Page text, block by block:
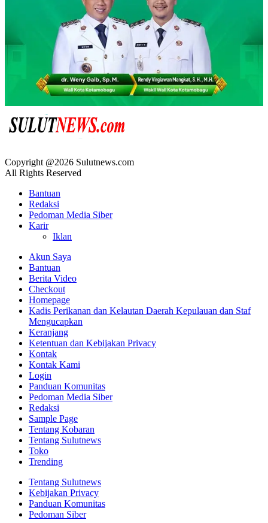
Copyright @2026 Sulutnews.com
All Rights Reserved
Bantuan
Redaksi
Pedoman Media Siber
Karir
Iklan
Akun Saya
Bantuan
Berita Video
Checkout
Homepage
Kadis Perikanan dan Kelautan Daerah Kepulauan dan Staf
Mengucapkan
Keranjang
Ketentuan dan Kebijakan Privacy
Kontak
Kontak Kami
Login
Panduan Komunitas
Pedoman Media Siber
Redaksi
Sample Page
Tentang Kobaran
Tentang Sulutnews
Toko
Trending
Tentang Sulutnews
Kebijakan Privacy
Panduan Komunitas
Pedoman Siber